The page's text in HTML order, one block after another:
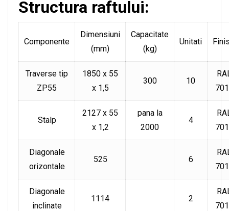
Structura raftului:
Componente
Dimensiuni
(mm)
Capacitate
(kg)
Unitati
Traverse tip
ZP55
1850 x 55
x 1,5
300 10
Stalp
2127 x 55
x 1,2
pana la
2000
4
Diagonale
orizontale
525 6
Diagonale
inclinate
1114 2